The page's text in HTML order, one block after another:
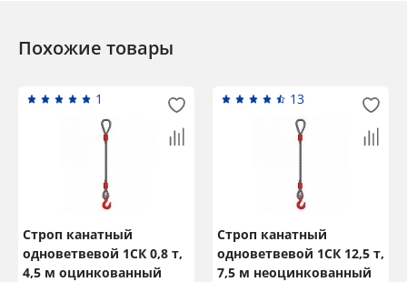
Похожие товары
1
Строп канатный
одноветвевой 1СК 0,8 т,
4,5 м оцинкованный
13
Строп канатный
одноветвевой 1СК 12,5 т,
7,5 м неоцинкованный